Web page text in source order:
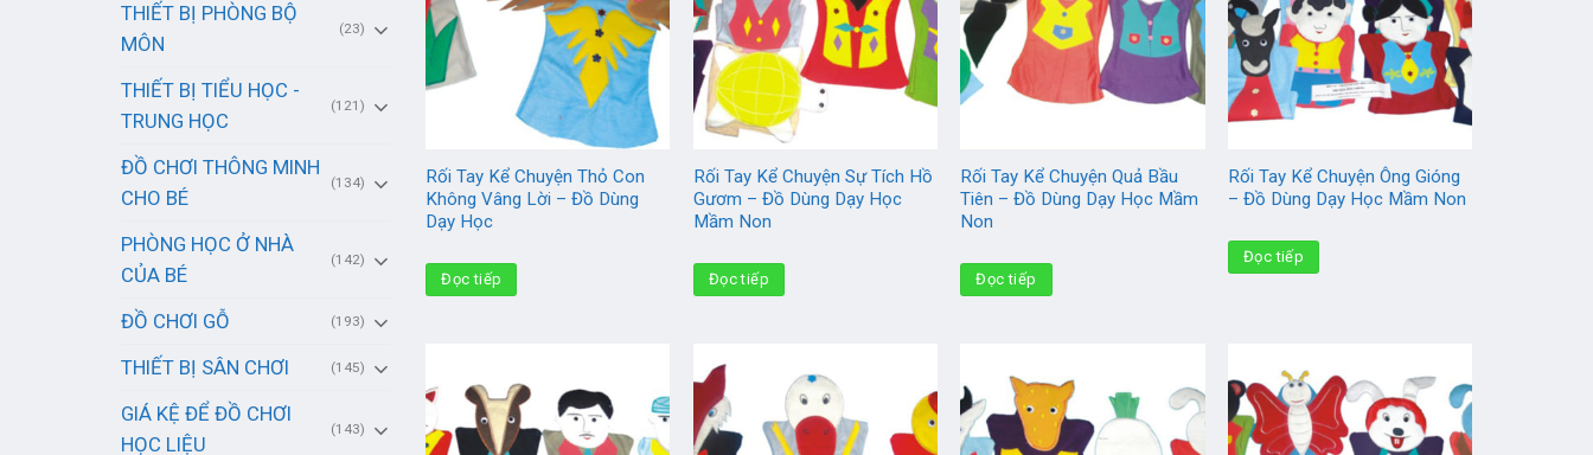
THIẾT BỊ PHÒNG BỘ
MÔN
(23)
THIẾT BỊ TIỂU HỌC -
TRUNG HỌC
(121)
ĐỒ CHƠI THÔNG MINH
CHO BÉ
(134)
PHÒNG HỌC Ở NHÀ
CỦA BÉ
(142)
ĐỒ CHƠI GỖ (193)
THIẾT BỊ SÂN CHƠI (145)
GIÁ KỆ ĐỂ ĐỒ CHƠI
HỌC LIỆU
(143)
Rối Tay Kể Chuyện Thỏ Con
Không Vâng Lời – Đồ Dùng
Dạy Học
Đọc tiếp
Rối Tay Kể Chuyện Sự Tích Hồ
Gươm – Đồ Dùng Dạy Học
Mầm Non
Đọc tiếp
Rối Tay Kể Chuyện Quả Bầu
Tiên – Đồ Dùng Dạy Học Mầm
Non
Đọc tiếp
Rối Tay Kể Chuyện Ông Gióng
– Đồ Dùng Dạy Học Mầm Non
Đọc tiếp